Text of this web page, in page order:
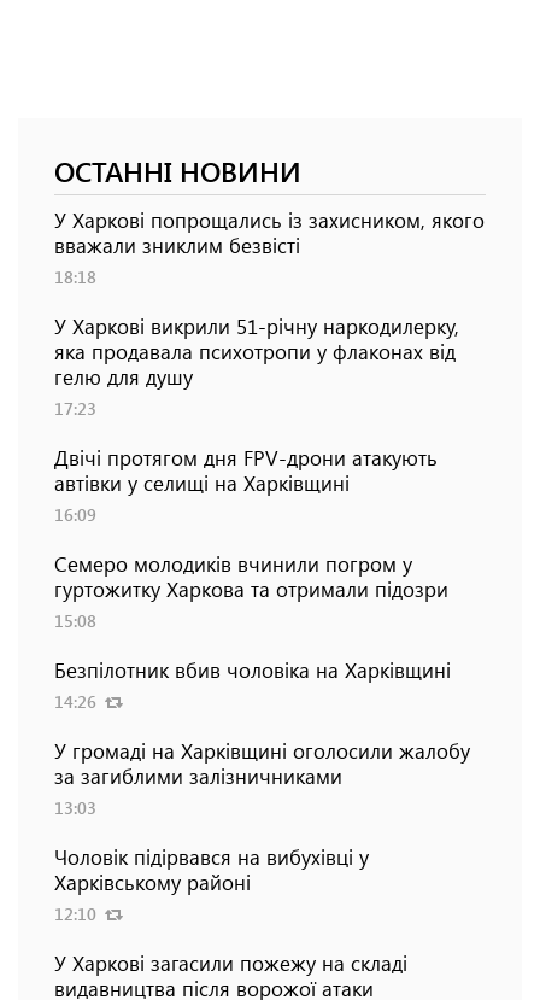
ОСТАННІ НОВИНИ
У Харкові попрощались із захисником, якого
вважали зниклим безвісті
18:18
У Харкові викрили 51-річну наркодилерку,
яка продавала психотропи у флаконах від
гелю для душу
17:23
Двічі протягом дня FPV-дрони атакують
автівки у селищі на Харківщині
16:09
Семеро молодиків вчинили погром у
гуртожитку Харкова та отримали підозри
15:08
Безпілотник вбив чоловіка на Харківщині
14:26
У громаді на Харківщині оголосили жалобу
за загиблими залізничниками
13:03
Чоловік підірвався на вибухівці у
Харківському районі
12:10
У Харкові загасили пожежу на складі
видавництва після ворожої атаки